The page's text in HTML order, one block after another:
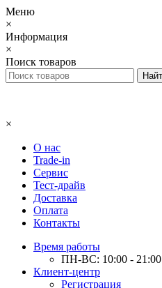
Меню
×
Информация
×
Поиск товаров
×
О нас
Trade-in
Сервис
Тест-драйв
Доставка
Оплата
Контакты
Время работы
ПН-ВС: 10:00 - 21:00
Клиент-центр
Регистрация